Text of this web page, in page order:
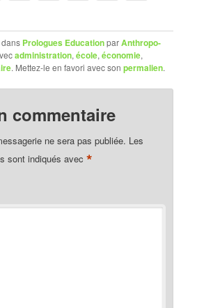
Prologues EducationparAnthropo-
administration,école,économie,
. Mettez-le en favori avec sonpermalien.
commentaire
ne sera pas publiée. Les
sont indiqués avec*